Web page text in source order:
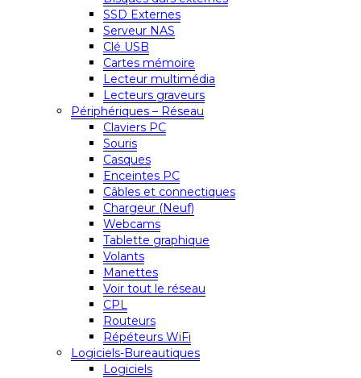
SSD Externes
Serveur NAS
Clé USB
Cartes mémoire
Lecteur multimédia
Lecteurs graveurs
Périphériques – Réseau
Claviers PC
Souris
Casques
Enceintes PC
Câbles et connectiques
Chargeur (Neuf)
Webcams
Tablette graphique
Volants
Manettes
Voir tout le réseau
CPL
Routeurs
Répéteurs WiFi
Logiciels-Bureautiques
Logiciels